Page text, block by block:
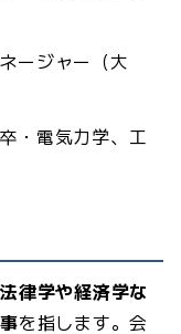
ージャー（大
・電気力学、工
法律学や経済学な
を指します。会